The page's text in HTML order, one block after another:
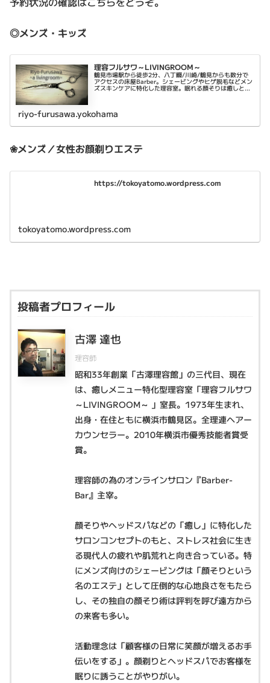
◎メンズ・キッズ
理容フルサワ～LIVINGROOM～
鶴見市場駅から徒歩2分、八丁畷/川崎/鶴見からも数分で
アクセスの床屋Barber。シェービングやヒゲ脱毛などメン
ズスキンケアに特化した理容室。眠れる顔そりは癒しと乾
燥肌対策に。平日は22時まで営業。
riyo-furusawa.yokohama
❀メンズ／女性お顔剃りエステ
https://tokoyatomo.wordpress.com
tokoyatomo.wordpress.com
投稿者プロフィール
古澤 達也
理容師
昭和33年創業「古澤理容館」の三代目、現在
は、癒しメニュー特化型理容室「理容フルサワ
～LIVINGROOM～ 」室長。1973年生まれ、
出身・在住ともに横浜市鶴見区。全理連ヘアー
カウンセラー。2010年横浜市優秀技能者賞受
賞。
理容師の為のオンラインサロン『Barber-
Bar』主宰。
顔そりやヘッドスパなどの「癒し」に特化した
サロンコンセプトのもと、ストレス社会に生き
る現代人の疲れや肌荒れと向き合っている。特
にメンズ向けのシェービングは「顔そりという
名のエステ」として圧倒的な心地良さをもたら
し、その独自の顔そり術は評判を呼び遠方から
の来客も多い。
活動理念は「顧客様の日常に笑顔が増えるお手
伝いをする」。顔剃りとヘッドスパでお客様を
眠りに誘うことがやりがい。